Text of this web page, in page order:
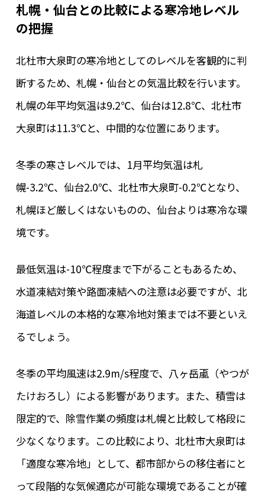
札幌・仙台との比較による寒冷地レベル
の把握
北杜市大泉町の寒冷地としてのレベルを客観的に判
断するため、札幌・仙台との気温比較を行います。
札幌の年平均気温は9.2℃、仙台は12.8℃、北杜市
大泉町は11.3℃と、中間的な位置にあります。
冬季の寒さレベルでは、1月平均気温は札
幌-3.2℃、仙台2.0℃、北杜市大泉町-0.2℃となり、
札幌ほど厳しくはないものの、仙台よりは寒冷な環
境です。
最低気温は-10℃程度まで下がることもあるため、
水道凍結対策や路面凍結への注意は必要ですが、北
海道レベルの本格的な寒冷地対策までは不要といえ
るでしょう。
冬季の平均風速は2.9m/s程度で、八ヶ岳颪（やつが
たけおろし）による影響があります。また、積雪は
限定的で、除雪作業の頻度は札幌と比較して格段に
少なくなります。この比較により、北杜市大泉町は
「適度な寒冷地」として、都市部からの移住者にと
って段階的な気候適応が可能な環境であることが確